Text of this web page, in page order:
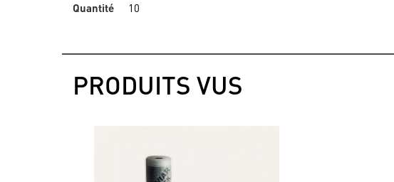
Quantité
10
PRODUITS VUS